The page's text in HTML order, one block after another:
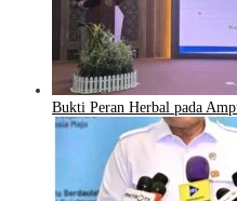
Bukti Peran Herbal pada